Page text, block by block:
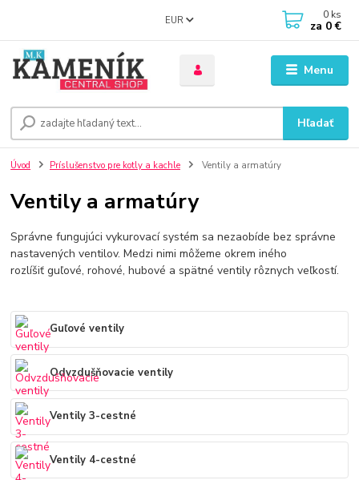
Menu
EUR
Hľadať
0 ks
za 0 €
Úvod Príslušenstvo pre kotly a kachle Ventily a armatúry
Ventily a armatúry
Správne fungujúci vykurovací systém sa nezaobíde bez správne
nastavených ventilov. Medzi nimi môžeme okrem iného
rozlíšiť guľové, rohové, hubové a spätné ventily rôznych veľkostí.
Guľové ventily
Odvzdušňovacie ventily
Ventily 3-cestné
Ventily 4-cestné